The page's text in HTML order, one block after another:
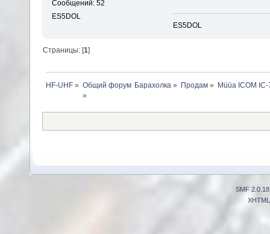
Сообщений: 52
ES5DOL
ES5DOL
Страницы: [1]
HF-UHF»
Общий форум
»
Барахолка » Продам » Müüa ICOM
SMF 2.0.18
XHTML